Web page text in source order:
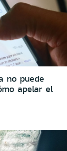
no puede
apelar el